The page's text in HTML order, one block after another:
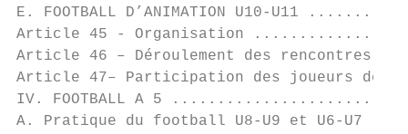
E. FOOTBALL D’ANIMATION
Article 45 - Organisation
Article 46 – Déroulement des
Article 47– Participation des
IV. FOOTBALL A 5
A. Pratique du football U8-U9